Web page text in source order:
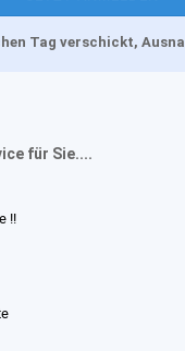
Tag verschickt,
für Sie....
!!